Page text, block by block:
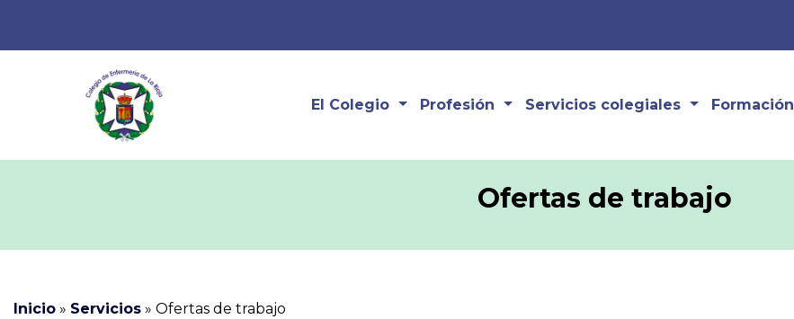
El Colegio Profesión Servicios colegiales Formación
Ofertas de trabajo
Inicio » Servicios » Ofertas de trabajo